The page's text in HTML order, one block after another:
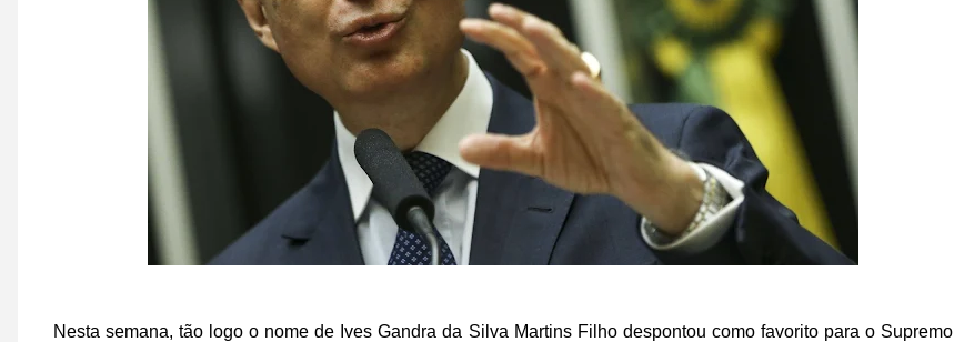
Nesta semana, tão logo o nome de Ives Gandra da Silva Martins Filho despontou como favorito para o Supremo